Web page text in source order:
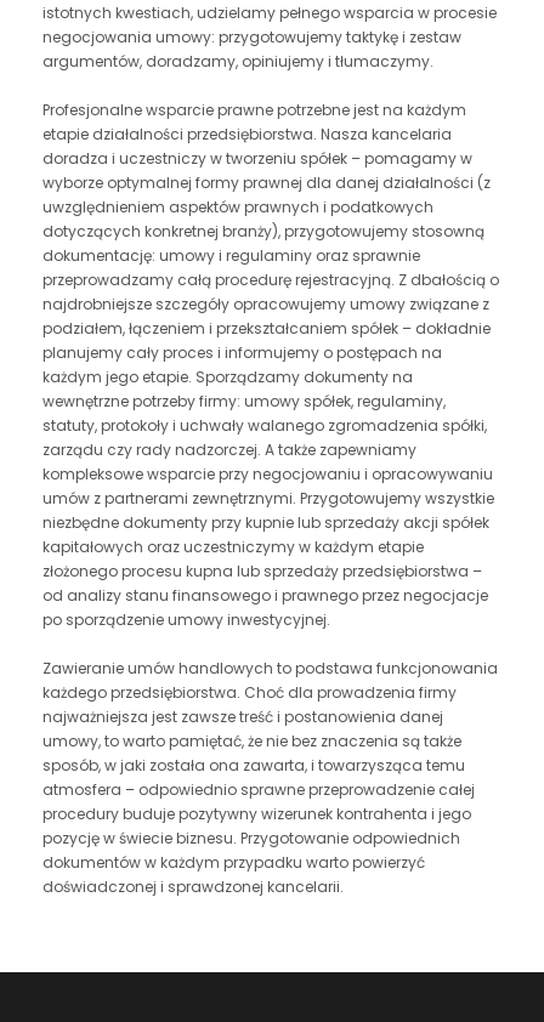
istotnych kwestiach, udzielamy pełnego wsparcia w procesie
negocjowania umowy: przygotowujemy taktykę i zestaw
argumentów, doradzamy, opiniujemy i tłumaczymy.
Profesjonalne wsparcie prawne potrzebne jest na każdym
etapie działalności przedsiębiorstwa. Nasza kancelaria
doradza i uczestniczy w tworzeniu spółek – pomagamy w
wyborze optymalnej formy prawnej dla danej działalności (z
uwzględnieniem aspektów prawnych i podatkowych
dotyczących konkretnej branży), przygotowujemy stosowną
dokumentację: umowy i regulaminy oraz sprawnie
przeprowadzamy całą procedurę rejestracyjną. Z dbałością o
najdrobniejsze szczegóły opracowujemy umowy związane z
podziałem, łączeniem i przekształcaniem spółek – dokładnie
planujemy cały proces i informujemy o postępach na
każdym jego etapie. Sporządzamy dokumenty na
wewnętrzne potrzeby firmy: umowy spółek, regulaminy,
statuty, protokoły i uchwały walanego zgromadzenia spółki,
zarządu czy rady nadzorczej. A także zapewniamy
kompleksowe wsparcie przy negocjowaniu i opracowywaniu
umów z partnerami zewnętrznymi. Przygotowujemy wszystkie
niezbędne dokumenty przy kupnie lub sprzedaży akcji spółek
kapitałowych oraz uczestniczymy w każdym etapie
złożonego procesu kupna lub sprzedaży przedsiębiorstwa –
od analizy stanu finansowego i prawnego przez negocjacje
po sporządzenie umowy inwestycyjnej.
Zawieranie umów handlowych to podstawa funkcjonowania
każdego przedsiębiorstwa. Choć dla prowadzenia firmy
najważniejsza jest zawsze treść i postanowienia danej
umowy, to warto pamiętać, że nie bez znaczenia są także
sposób, w jaki została ona zawarta, i towarzysząca temu
atmosfera – odpowiednio sprawne przeprowadzenie całej
procedury buduje pozytywny wizerunek kontrahenta i jego
pozycję w świecie biznesu. Przygotowanie odpowiednich
dokumentów w każdym przypadku warto powierzyć
doświadczonej i sprawdzonej kancelarii.